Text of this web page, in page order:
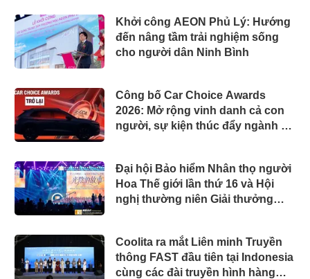
Khởi công AEON Phủ Lý: Hướng
đến nâng tầm trải nghiệm sống
cho người dân Ninh Bình
Công bố Car Choice Awards
2026: Mở rộng vinh danh cả con
người, sự kiện thúc đẩy ngành xe
Đại hội Bảo hiểm Nhân thọ người
Hoa Thế giới lần thứ 16 và Hội
nghị thường niên Giải thưởng
Coolita ra mắt Liên minh Truyền
thông FAST đầu tiên tại Indonesia
cùng các đài truyền hình hàng